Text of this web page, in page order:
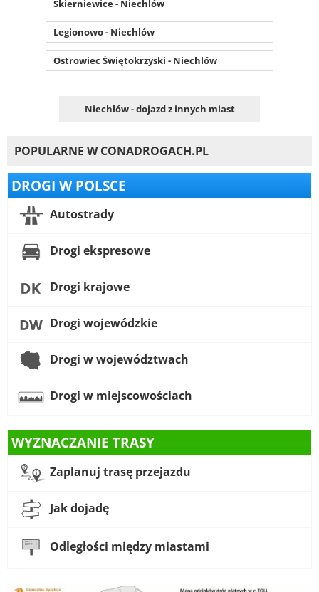
Skierniewice - Niechlów
Legionowo - Niechlów
Ostrowiec Świętokrzyski - Niechlów
Niechlów - dojazd z innych miast
POPULARNE W CONADROGACH.PL
DROGI W POLSCE
Autostrady
Drogi ekspresowe
Drogi krajowe
Drogi wojewódzkie
Drogi w województwach
Drogi w miejscowościach
WYZNACZANIE TRASY
Zaplanuj trasę przejazdu
Jak dojadę
Odległości między miastami